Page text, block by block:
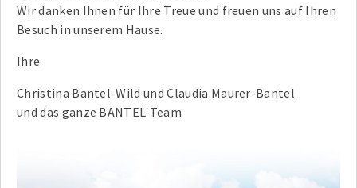
Wir danken Ihnen für Ihre Treue und freuen uns auf Ihren
Besuch in unserem Hause.
Ihre
Christina Bantel-Wild und Claudia Maurer-Bantel
und das ganze BANTEL-Team